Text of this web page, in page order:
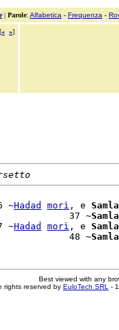
| Parole: Alfabetica - Frequenza -
[« »]
~Hadad morì , e Samla
37 ~Samla
~Hadad morì , e Samla
48 ~Samla
Best viewed with any
rights reserved by EuloTech SRL -